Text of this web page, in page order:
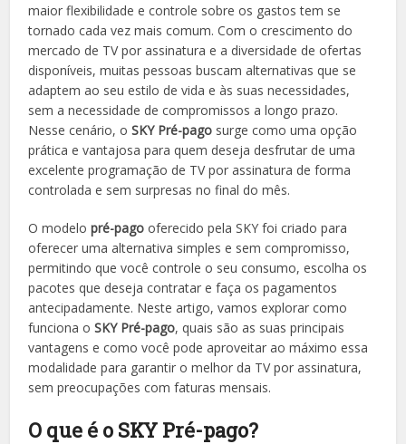
maior flexibilidade e controle sobre os gastos tem se
tornado cada vez mais comum. Com o crescimento do
mercado de TV por assinatura e a diversidade de ofertas
disponíveis, muitas pessoas buscam alternativas que se
adaptem ao seu estilo de vida e às suas necessidades,
sem a necessidade de compromissos a longo prazo.
Nesse cenário, oSKY Pré-pago surge como uma opção
prática e vantajosa para quem deseja desfrutar de uma
excelente programação de TV por assinatura de forma
controlada e sem surpresas no final do mês.
O modelopré-pago oferecido pela SKY foi criado para
oferecer uma alternativa simples e sem compromisso,
permitindo que você controle o seu consumo, escolha os
pacotes que deseja contratar e faça os pagamentos
antecipadamente. Neste artigo, vamos explorar como
funciona oSKY Pré-pago, quais são as suas principais
vantagens e como você pode aproveitar ao máximo essa
modalidade para garantir o melhor da TV por assinatura,
sem preocupações com faturas mensais.
O que é o SKY Pré-pago?